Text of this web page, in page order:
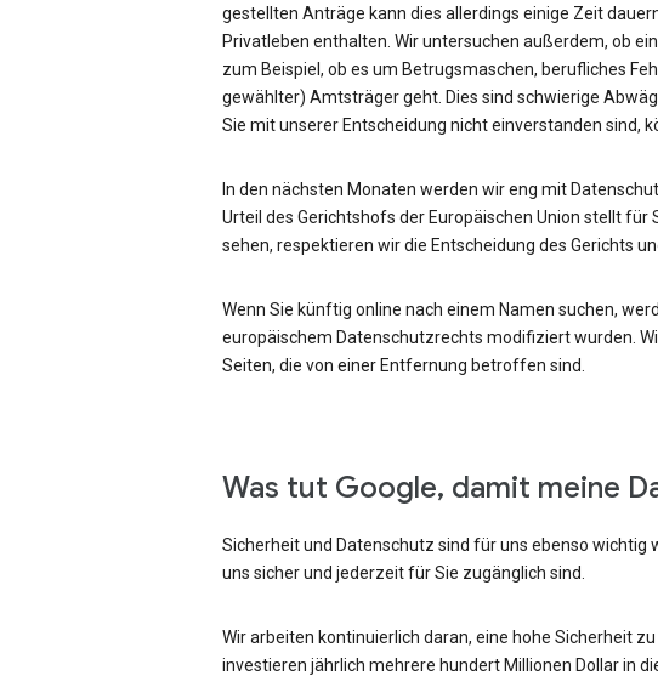
gestellten Anträge kann dies allerdings einige Zeit
Privatleben enthalten. Wir untersuchen außerdem, ob
zum Beispiel, ob es um Betrugsmaschen, berufliches
gewählter) Amtsträger geht. Dies sind schwierige
Sie mit unserer Entscheidung nicht einverstanden sind,
In den nächsten Monaten werden wir eng mit
Urteil des Gerichtshofs der Europäischen Union stellt
sehen, respektieren wir die Entscheidung des Gerichts
Wenn Sie künftig online nach einem Namen suchen,
europäischem Datenschutzrechts modifiziert wurden.
Seiten, die von einer Entfernung betroffen sind.
Was tut Google, damit meine
Sicherheit und Datenschutz sind für uns ebenso wichtig
uns sicher und jederzeit für Sie zugänglich sind.
Wir arbeiten kontinuierlich daran, eine hohe Sicherheit
investieren jährlich mehrere hundert Millionen Dollar in